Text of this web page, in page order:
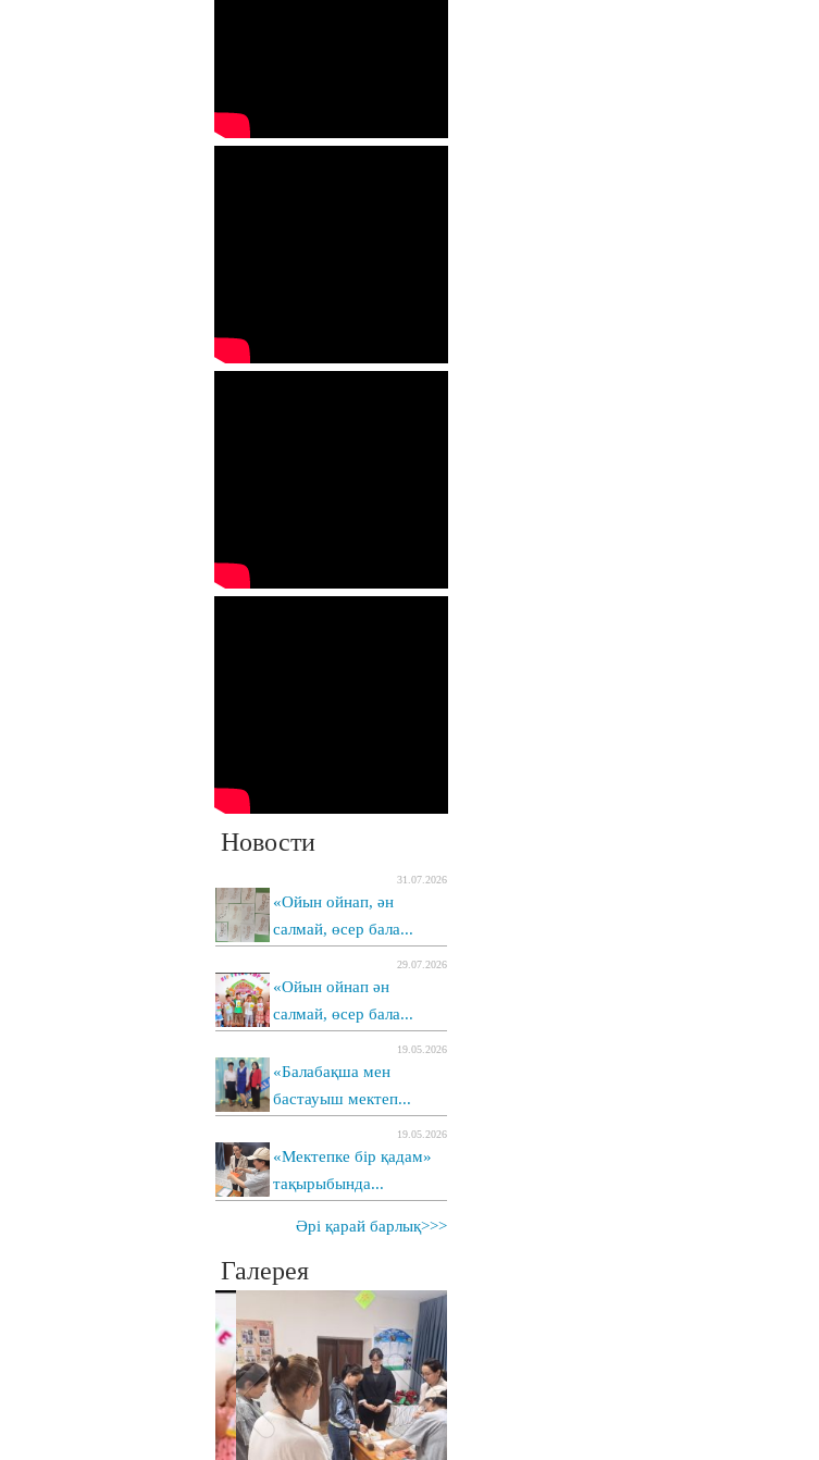
Новости
31.07.2026
«Ойын ойнап, ән
салмай, өсер бала...
29.07.2026
«Ойын ойнап ән
салмай, өсер бала...
19.05.2026
«Балабақша мен
бастауыш мектеп...
19.05.2026
«Мектепке бір қадам»
тақырыбында...
Әрі қарай барлық>>>
Галерея